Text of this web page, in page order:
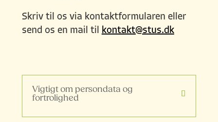
Skriv til os via kontaktformularen eller
send os en mail til kontakt@stus.dk
Vigtigt om persondata og
fortrolighed